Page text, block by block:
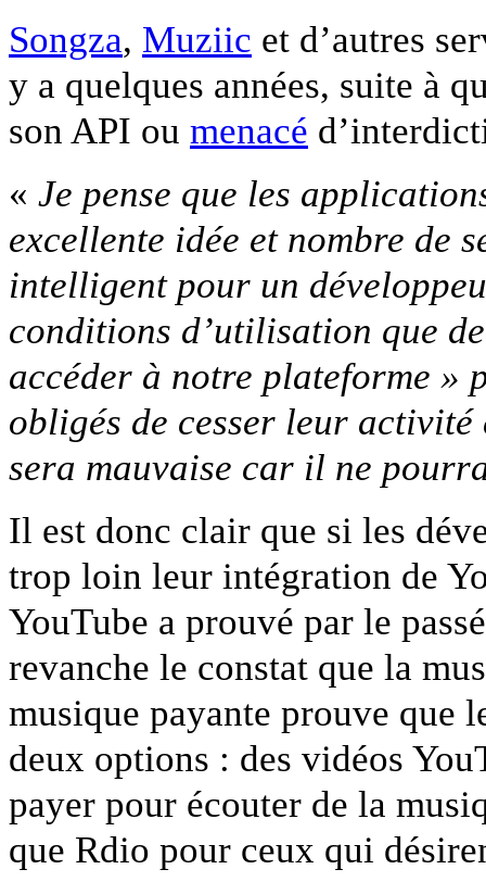
Songza, Muziic et d’autres
y a quelques années, suite à
son API ou menacé
« Je pense que les
excellente idée et nombre de
intelligent pour un
conditions d’utilisation que
accéder à notre plateforme »
obligés de cesser leur activité
sera mauvaise car il ne
Il est donc clair que si les
trop loin leur intégration de
YouTube a prouvé par le
revanche le constat que la
musique payante prouve que
deux options : des vidéos
payer pour écouter de la
que Rdio pour ceux qui